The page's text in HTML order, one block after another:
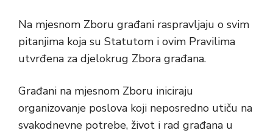
Na mjesnom Zboru građani raspravljaju o svim
pitanjima koja su Statutom i ovim Pravilima
utvrđena za djelokrug Zbora građana.
Građani na mjesnom Zboru iniciraju
organizovanje poslova koji neposredno utiču na
svakodnevne potrebe, život i rad građana u